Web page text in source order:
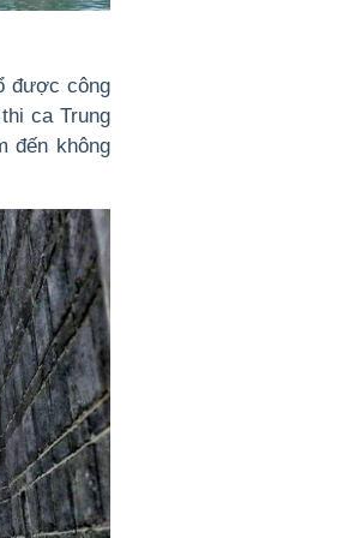
được công
ca Trung
đến không